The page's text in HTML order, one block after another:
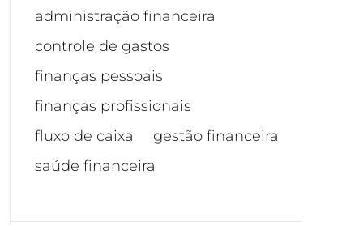
administração financeira
controle de gastos
finanças pessoais
finanças profissionais
fluxo de caixa
gestão financeira
saúde financeira